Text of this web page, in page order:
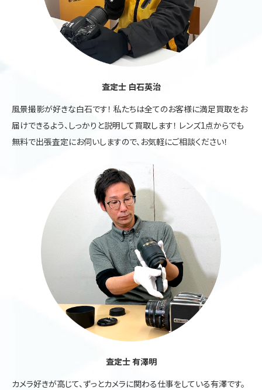
査定士 白石英治
風景撮影が好きな白石です！ 私たちは全てのお客様に満足買取をお
届けできるよう、しっかりと説明して買取します！ レンズ1点からでも
無料で出張査定にお伺いしますので、お気軽にご相談ください！
査定士 有澤明
カメラ好きが高じて、ずっとカメラに関わる仕事をしている有澤です。